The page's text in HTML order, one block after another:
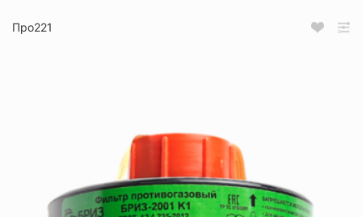
Про221